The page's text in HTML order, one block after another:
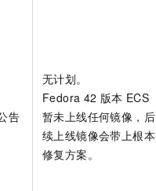
告
无计划。
Fedora 42 版本 ECS
暂未上线任何镜像，后
续上线镜像会带上根本
修复方案。